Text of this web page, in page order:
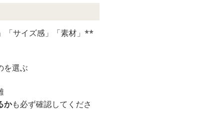
「サイズ感」「素材」**
を選ぶ
かも必ず確認してくださ